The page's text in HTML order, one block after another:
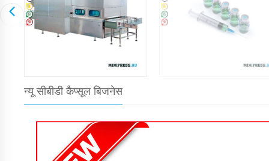
न्यू सीबीडी कैप्सूल बिजनेस